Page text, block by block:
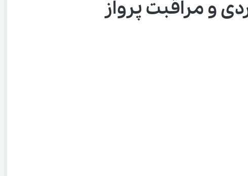
و مراقبت پرواز